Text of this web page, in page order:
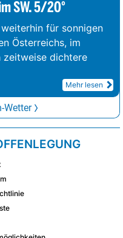
SW. 5/20°
für sonnigen
Österreichs, im
zeitweise dichtere
Mehr lesen
Wetter